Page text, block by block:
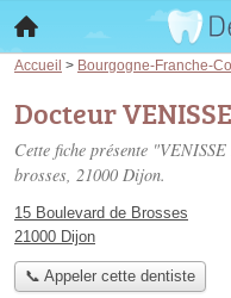
Accueil > Bourgogne-Franche-
Docteur
Cette fiche présente
brosses, 21000 Dijon.
15 Boulevard de Brosses
21000 Dijon
📞 Appeler cette dentiste